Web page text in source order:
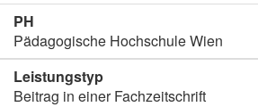
PH
Pädagogische Hochschule Wien
Leistungstyp
Beitrag in einer Fachzeitschrift